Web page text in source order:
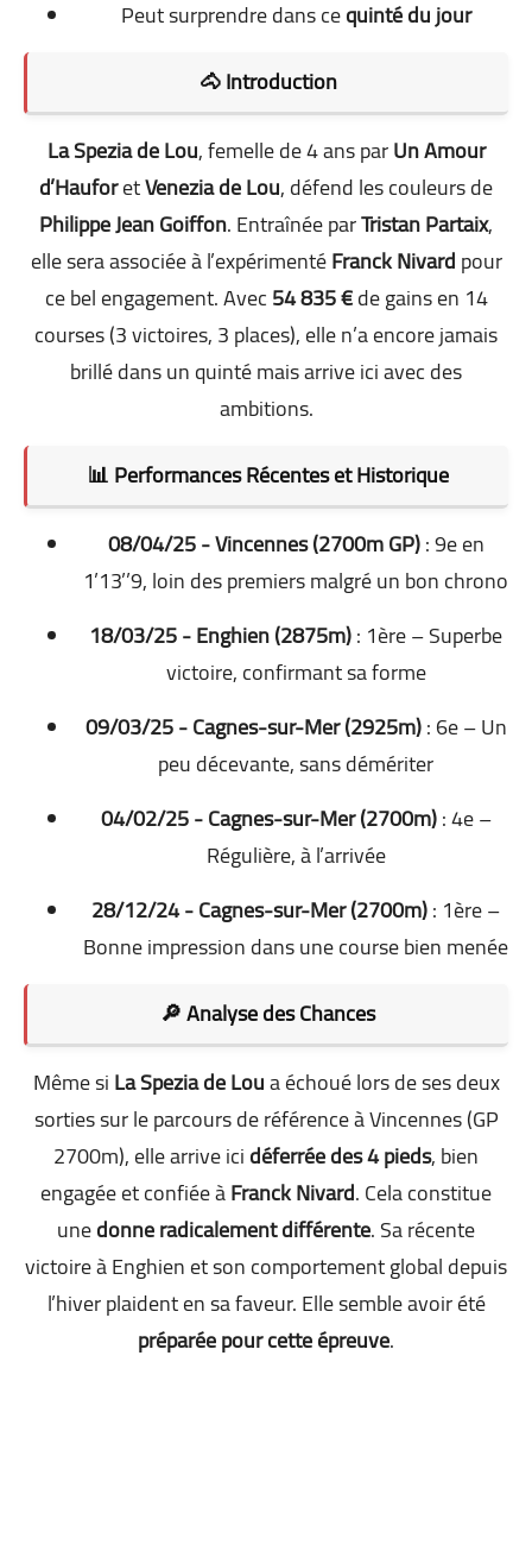
Peut surprendre dans cequinté du jour
🐴 Introduction
La Spezia de Lou, femelle de 4 ans parUn Amour
d’HauforetVenezia de Lou, défend les couleurs de
Philippe Jean Goiffon. Entraînée parTristan Partaix,
elle sera associée à l’expérimentéFranck Nivardpour
ce bel engagement. Avec54 835 €de gains en 14
courses (3 victoires, 3 places), elle n’a encore jamais
brillé dans un quinté mais arrive ici avec des
ambitions.
📊 Performances Récentes et Historique
08/04/25 - Vincennes (2700m GP): 9e en
1’13’’9, loin des premiers malgré un bon chrono
18/03/25 - Enghien (2875m): 1ère – Superbe
victoire, confirmant sa forme
09/03/25 - Cagnes-sur-Mer (2925m): 6e – Un
peu décevante, sans démériter
04/02/25 - Cagnes-sur-Mer (2700m): 4e –
Régulière, à l’arrivée
28/12/24 - Cagnes-sur-Mer (2700m): 1ère –
Bonne impression dans une course bien menée
🔎 Analyse des Chances
Même siLa Spezia de Loua échoué lors de ses deux
sorties sur le parcours de référence à Vincennes (GP
2700m), elle arrive icidéferrée des 4 pieds, bien
engagée et confiée àFranck Nivard. Cela constitue
unedonne radicalement différente. Sa récente
victoire à Enghien et son comportement global depuis
l’hiver plaident en sa faveur. Elle semble avoir été
préparée pour cette épreuve.